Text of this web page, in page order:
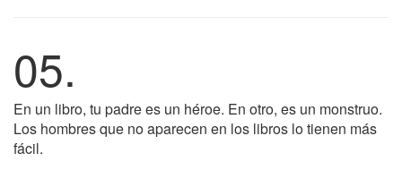
05.
En un libro, tu padre es un héroe. En otro, es un monstruo.
Los hombres que no aparecen en los libros lo tienen más
fácil.